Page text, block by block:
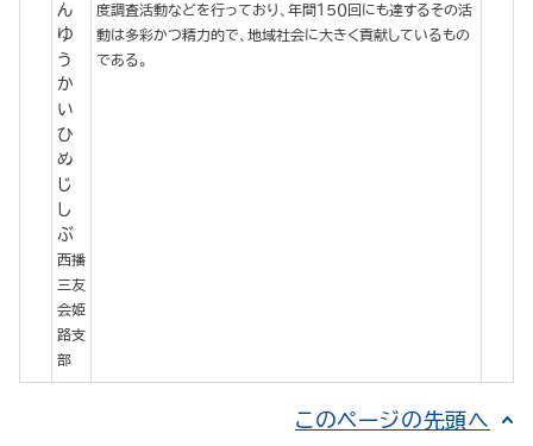
ん
ゆ
う
か
い
ひ
め
じ
し
ぶ
西播
三友
会姫
路支
部
度調査活動などを行っており、年間１５０回にも達するその活
動は多彩かつ精力的で、地域社会に大きく貢献しているもの
である。
このページの先頭へ